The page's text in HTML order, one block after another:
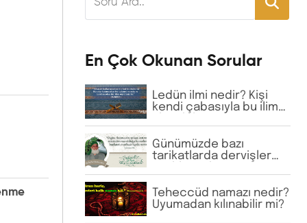
En Çok Okunan Sorular
Ledün ilmi nedir? Kişi
kendi çabasıyla bu ilime
Günümüzde bazı
tarikatlarda dervişler
etmektedir. Bu anlayış
doğru mudur?
Teheccüd namazı nedir?
Uyumadan kılınabilir mi?